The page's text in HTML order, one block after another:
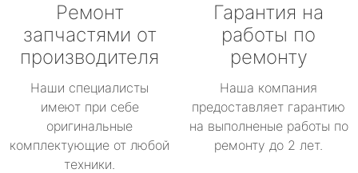
Ремонт
запчастями от
производителя
Наши специалисты
имеют при себе
оригинальные
комплектующие от любой
техники.
Гарантия на
работы по
ремонту
Наша компания
предоставляет гарантию
на выполненые работы по
ремонту до 2 лет.